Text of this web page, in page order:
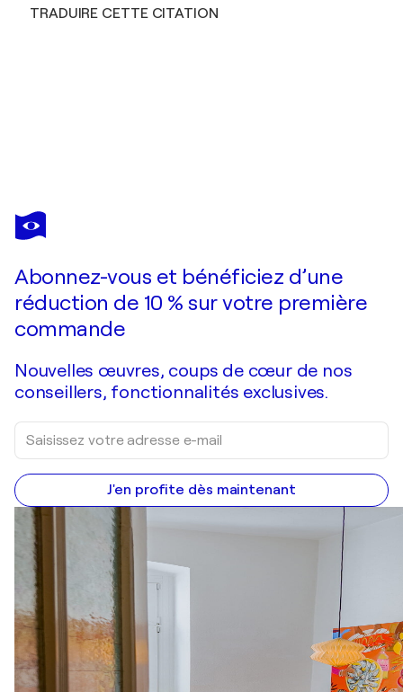
TRADUIRE CETTE CITATION
UTE ROEHE
Flying Red
Abonnez-vous et bénéficiez d’une
réduction de 10 % sur votre première
commande
Nouvelles œuvres, coups de cœur de nos
conseillers, fonctionnalités exclusives.
J'en profite dès maintenant